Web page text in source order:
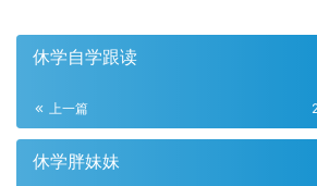
休学自学跟读
上一篇
休学胖妹妹